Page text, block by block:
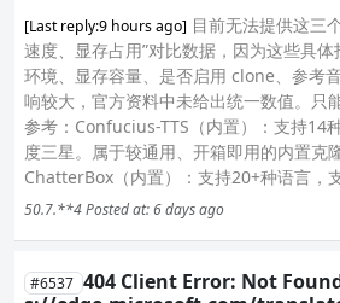
[Last reply:9 hours ago] 目前无法提供这三
速度、显存占用”对比数据，因为这些具
环境、显存容量、是否启用 clone、参考
响较大，官方资料中未给出统一数值。只
参考：Confucius-TTS（内置）：支持14
度三星。属于较通用、开箱即用的内置克
ChatterBox（内置）：支持20+种语言，
50.7.**4Posted at: 6 days ago
#6537 404 Client Error: Not